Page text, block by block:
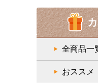
全商品一
おススメ